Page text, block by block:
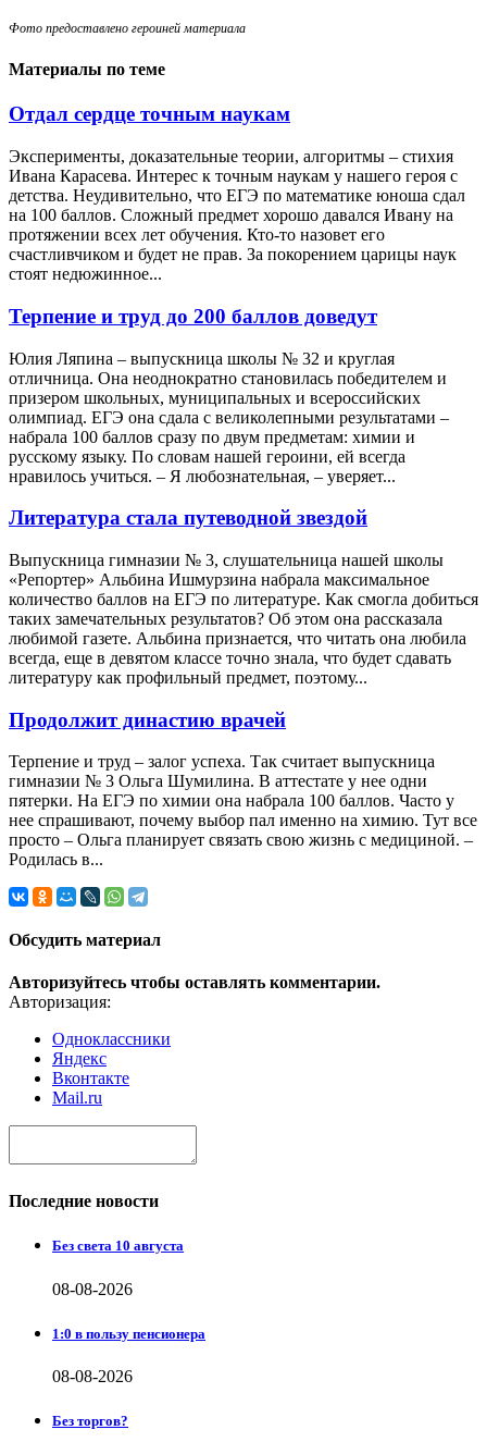
Фото предоставлено героиней материала
Материалы по теме
Отдал сердце точным наукам
Эксперименты, доказательные теории, алгоритмы – стихия
Ивана Карасева. Интерес к точным наукам у нашего героя с
детства. Неудивительно, что ЕГЭ по математике юноша сдал
на 100 баллов. Сложный предмет хорошо давался Ивану на
протяжении всех лет обучения. Кто-то назовет его
счастливчиком и будет не прав. За покорением царицы наук
стоят недюжинное...
Терпение и труд до 200 баллов доведут
Юлия Ляпина – выпускница школы № 32 и круглая
отличница. Она неоднократно становилась победителем и
призером школьных, муниципальных и всероссийских
олимпиад. ЕГЭ она сдала с великолепными результатами –
набрала 100 баллов сразу по двум предметам: химии и
русскому языку. По словам нашей героини, ей всегда
нравилось учиться. – Я любознательная, – уверяет...
Литература стала путеводной звездой
Выпускница гимназии № 3, слушательница нашей школы
«Репортер» Альбина Ишмурзина набрала максимальное
количество баллов на ЕГЭ по литературе. Как смогла добиться
таких замечательных результатов? Об этом она рассказала
любимой газете. Альбина признается, что читать она любила
всегда, еще в девятом классе точно знала, что будет сдавать
литературу как профильный предмет, поэтому...
Продолжит династию врачей
Терпение и труд – залог успеха. Так считает выпускница
гимназии № 3 Ольга Шумилина. В аттестате у нее одни
пятерки. На ЕГЭ по химии она набрала 100 баллов. Часто у
нее спрашивают, почему выбор пал именно на химию. Тут все
просто – Ольга планирует связать свою жизнь с медициной. –
Родилась в...
Обсудить материал
Авторизуйтесь чтобы оставлять комментарии.
Авторизация:
Одноклассники
Яндекс
Вконтакте
Mail.ru
Последние новости
Без света 10 августа
08-08-2026
1:0 в пользу пенсионера
08-08-2026
Без торгов?